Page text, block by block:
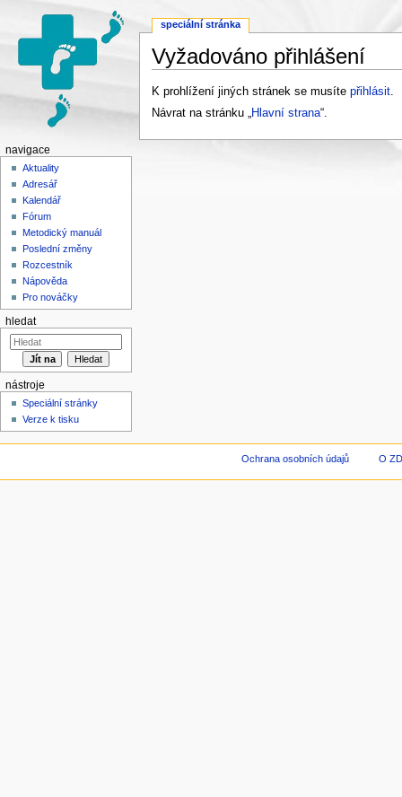
Vyžadováno přihlášení
K prohlížení jiných stránek se musíte přihlásit.
Návrat na stránku „Hlavní strana“.
speciální stránka
navigace
Aktuality
Adresář
Kalendář
Fórum
Metodický manuál
Poslední změny
Rozcestník
Nápověda
Pro nováčky
hledat
nástroje
Speciální stránky
Verze k tisku
Ochrana osobních údajů O